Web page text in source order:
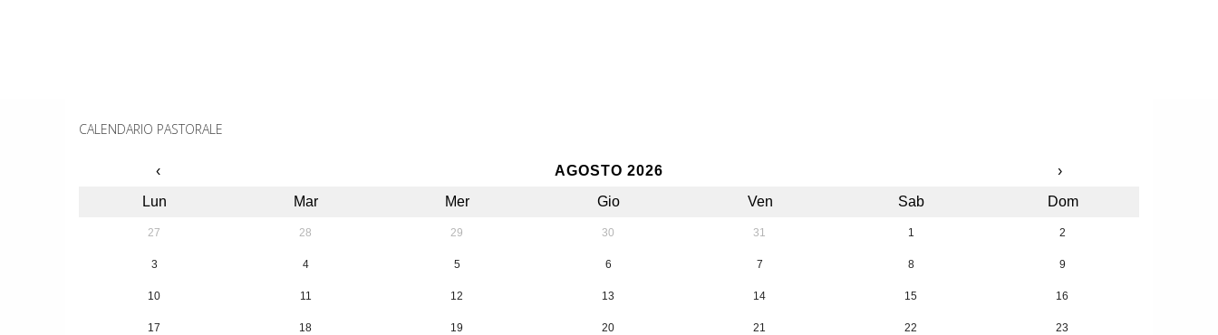
CALENDARIO PASTORALE
‹ AGOSTO 2026
›
Lun
Mar Mer Gio Ven Sab Dom
27 28 29 30 31 1 2
3 4 5 6 7 8 9
10 11 12 13 14 15 16
17 18 19 20 21 22 23